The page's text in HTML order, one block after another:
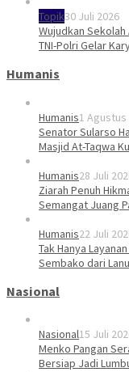
Topik30 Juli 2026
Wujudkan
TNI-Polri Gelar
Humanis
Humanis1 Agustus
Senator Sularso
Masjid At-Taqwa
Humanis28 Juli
Ziarah Penuh
Semangat Juang
Humanis22 Juli
Tak Hanya
Sembako dari
Nasional
Nasional15 Juli
Menko Pangan
Bersiap Jadi